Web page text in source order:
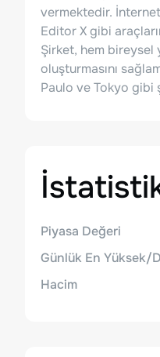
vermektedir.
Editor X gibi
Şirket, hem bireysel
oluşturmasını
Paulo ve Tokyo gibi
Piyasa Değeri
Günlük En Yüksek/
Hacim